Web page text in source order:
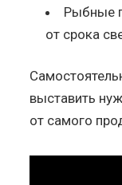
Рыбные
от срока
выставить
от самого